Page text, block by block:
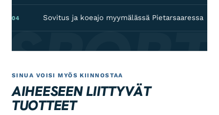
04 Sovitus ja koeajo myymälässä Pietarsaaressa
SINUA VOISI MYÖS KIINNOSTAA
AIHEESEEN LIITTYVÄT
TUOTTEET